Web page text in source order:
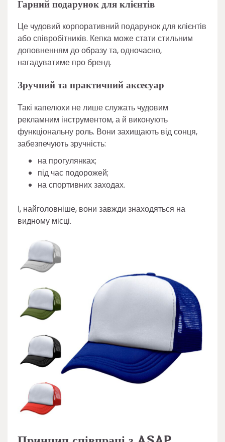
Гарний подарунок для клієнтів
Це чудовий корпоративний подарунок для клієнтів
або співробітників. Кепка може стати стильним
доповненням до образу та, одночасно,
нагадуватиме про бренд.
Зручний та практичний аксесуар
Такі капелюхи не лише служать чудовим
рекламним інструментом, а й виконують
функціональну роль. Вони захищають від сонця,
забезпечують зручність:
на прогулянках;
під час подорожей;
на спортивних заходах.
І, найголовніше, вони завжди знаходяться на
видному місці.